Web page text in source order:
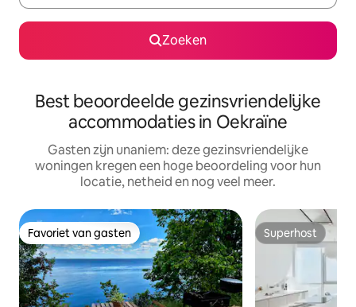
Zoeken
Best beoordeelde gezinsvriendelijke
accommodaties in Oekraïne
Gasten zijn unaniem: deze gezinsvriendelijke
woningen kregen een hoge beoordeling voor hun
locatie, netheid en nog veel meer.
Favoriet van gasten
Favoriet van gasten Superhost
Superhost